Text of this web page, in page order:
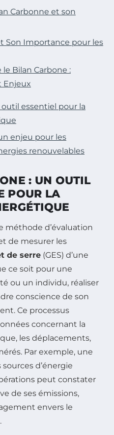
Carbonne et son
Son Importance pour les
Bilan Carbone :
Enjeux
outil essentiel pour la
enjeu pour les
renouvelables
: UN OUTIL
POUR LA
méthode d’évaluation
de mesurer les
de serre (GES) d’une
ce soit pour une
ou un individu, réaliser
conscience de son
Ce processus
concernant la
les déplacements,
Par exemple, une
d’énergie
peut constater
de ses émissions,
envers le